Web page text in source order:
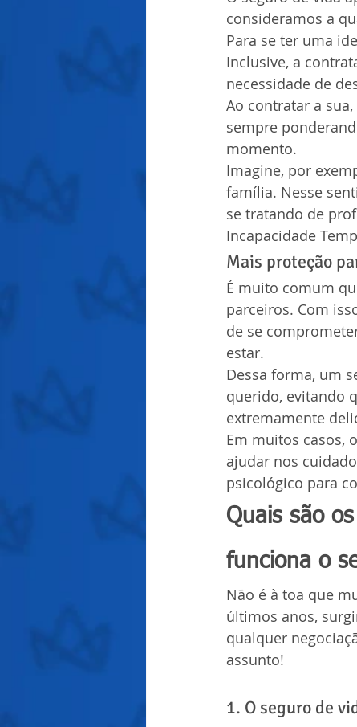
consideramos a
Para se ter uma
Inclusive, a
necessidade de
Ao contratar a
sempre
momento.
Imagine, por
família. Nesse
se tratando de
Incapacidade
Mais proteção
É muito comum
parceiros. Com
de se
estar.
Dessa forma, um
querido, evitando
extremamente
Em muitos casos,
ajudar nos
psicológico para
Quais são
funciona o
Não é à toa que
últimos anos,
qualquer
assunto!
1. O seguro de